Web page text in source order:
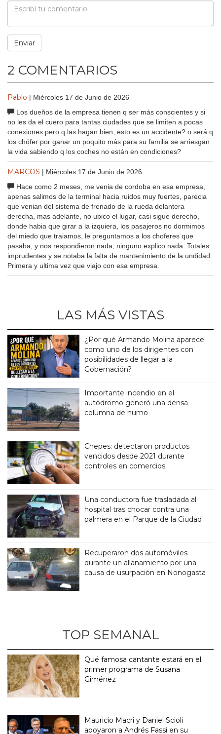
2 COMENTARIOS
Pablo | Miércoles 17 de Junio de 2026
Los dueños de la empresa tienen q ser más conscientes y si
no les da el cuero para tantas ciudades que se limiten a pocas
conexiones pero q las hagan bien, esto es un accidente? o será q
los chófer por ganar un poquito más para su familia se arriesgan
la vida sabiendo q los coches no están en condiciones?
MARCOS | Miércoles 17 de Junio de 2026
Hace como 2 meses, me venia de cordoba en esa empresa,
apenas salimos de la terminal hacia ruidos muy fuertes, parecia
que venian del sistema de frenado de la rueda delantera
derecha, mas adelante, no ubico el lugar, casi sigue derecho,
donde habia que girar a la izquiera, los pasajeros no dormimos
del miedo que traiamos, le preguntamos a los choferes que
pasaba, y nos respondieron nada, ninguno explico nada. Totales
imprudentes y se notaba la falta de mantenimiento de la undidad.
Primera y ultima vez que viajo con esa empresa.
LAS MÁS VISTAS
¿Por qué Armando Molina aparece
como uno de los dirigentes con
posibilidades de llegar a la
Gobernación?
Importante incendio en el
autódromo generó una densa
columna de humo
Chepes: detectaron productos
vencidos desde 2021 durante
controles en comercios
Una conductora fue trasladada al
hospital tras chocar contra una
palmera en el Parque de la Ciudad
Recuperaron dos automóviles
durante un allanamiento por una
causa de usurpación en Nonogasta
TOP SEMANAL
Qué famosa cantante estará en el
primer programa de Susana
Giménez
Mauricio Macri y Daniel Scioli
apoyaron a Andrés Fassi en su